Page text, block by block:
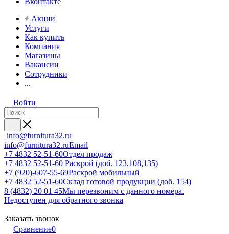
Акции
Услуги
Как купить
Компания
Магазины
Вакансии
Сотрудники
...
Войти
info@furnitura32.ru
info@furnitura32.ruEmail
+7 4832 52-51-60Отдел продаж
+7 4832 52-51-60 Раскрой (доб. 123,108,135)
+7 (920)-607-55-69Раскрой мобильный
+7 4832 52-51-60Склад готовой продукции (доб. 154)
8 (4832) 20 01 45Мы перезвоним с данного номера.
Недоступен для обратного звонка
Заказать звонок
Сравнение0